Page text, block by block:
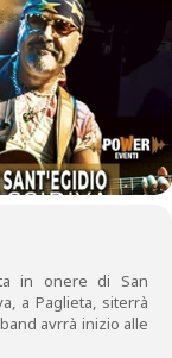
in onere di San
a Paglieta, siterrà
avrrà inizio alle